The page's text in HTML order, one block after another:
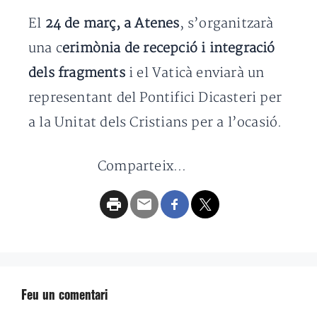
El 24 de març, a Atenes, s’organitzarà
una cerimònia de recepció i integració
dels fragmentsi el Vaticà enviarà un
representant del Pontifici Dicasteri per
a la Unitat dels Cristians per a l’ocasió.
Comparteix...
Feu un comentari